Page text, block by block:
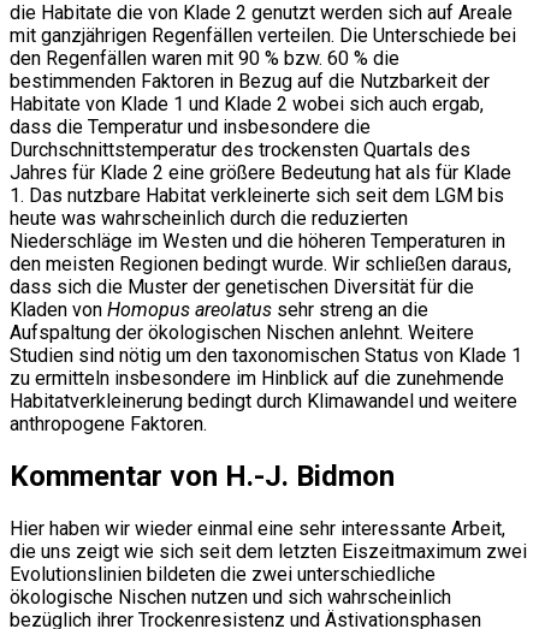
die Habitate die von Klade 2 genutzt werden sich auf Areale
mit ganzjährigen Regenfällen verteilen. Die Unterschiede bei
den Regenfällen waren mit 90 % bzw. 60 % die
bestimmenden Faktoren in Bezug auf die Nutzbarkeit der
Habitate von Klade 1 und Klade 2 wobei sich auch ergab,
dass die Temperatur und insbesondere die
Durchschnittstemperatur des trockensten Quartals des
Jahres für Klade 2 eine größere Bedeutung hat als für Klade
1. Das nutzbare Habitat verkleinerte sich seit dem LGM bis
heute was wahrscheinlich durch die reduzierten
Niederschläge im Westen und die höheren Temperaturen in
den meisten Regionen bedingt wurde. Wir schließen daraus,
dass sich die Muster der genetischen Diversität für die
Kladen von Homopus areolatus sehr streng an die
Aufspaltung der ökologischen Nischen anlehnt. Weitere
Studien sind nötig um den taxonomischen Status von Klade 1
zu ermitteln insbesondere im Hinblick auf die zunehmende
Habitatverkleinerung bedingt durch Klimawandel und weitere
anthropogene Faktoren.
Kommentar von H.-J. Bidmon
Hier haben wir wieder einmal eine sehr interessante Arbeit,
die uns zeigt wie sich seit dem letzten Eiszeitmaximum zwei
Evolutionslinien bildeten die zwei unterschiedliche
ökologische Nischen nutzen und sich wahrscheinlich
bezüglich ihrer Trockenresistenz und Ästivationsphasen